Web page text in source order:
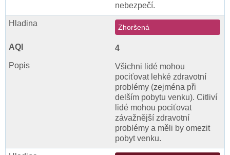
nebezpečí.
Zhoršená
4
Všichni lidé mohou
pociťovat lehké zdravotní
problémy (zejména při
delším pobytu venku). Citliví
lidé mohou pociťovat
závažnější zdravotní
problémy a měli by omezit
pobyt venku.